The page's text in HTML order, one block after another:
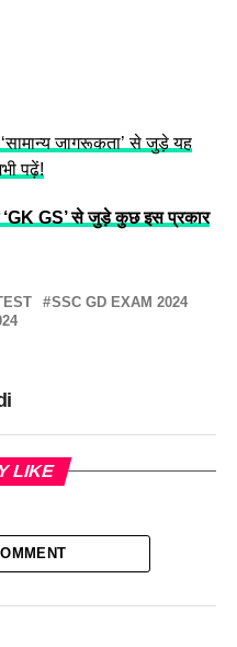
जागरूकता’ से जुड़े यह
पढ़ें!
‘GK GS’ से जुड़े कुछ इस प्रकार
SSC GD EXAM 2024
LIKE